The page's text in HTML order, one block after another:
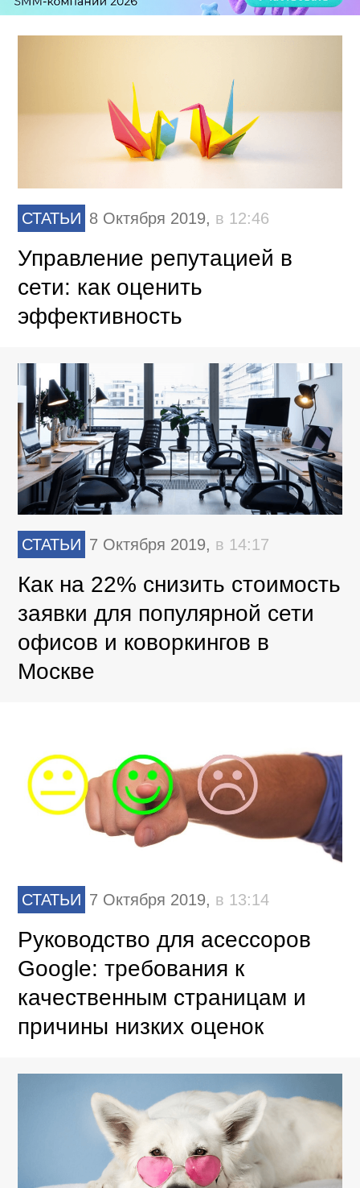
СТАТЬИ 8 Октября 2019, в 12:46
Управление репутацией в
сети: как оценить
эффективность
СТАТЬИ 7 Октября 2019, в 14:17
Как на 22% снизить стоимость
заявки для популярной сети
офисов и коворкингов в
Москве
СТАТЬИ 7 Октября 2019, в 13:14
Руководство для асессоров
Google: требования к
качественным страницам и
причины низких оценок